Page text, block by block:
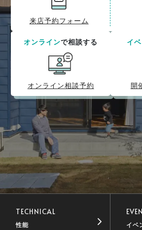
来店予約フォーム
オンラインで相談する
オンライン相談予約
イ
開
TECHNICAL
性能 イベ